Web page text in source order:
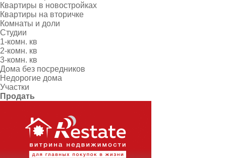
Квартиры в новостройках
Квартиры на вторичке
Комнаты и доли
Студии
1-комн. кв
2-комн. кв
3-комн. кв
Дома без посредников
Недорогие дома
Участки
Продать